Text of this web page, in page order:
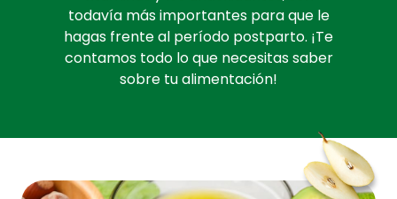
todavía más importantes para que le
hagas frente al período postparto. ¡Te
contamos todo lo que necesitas saber
sobre tu alimentación!